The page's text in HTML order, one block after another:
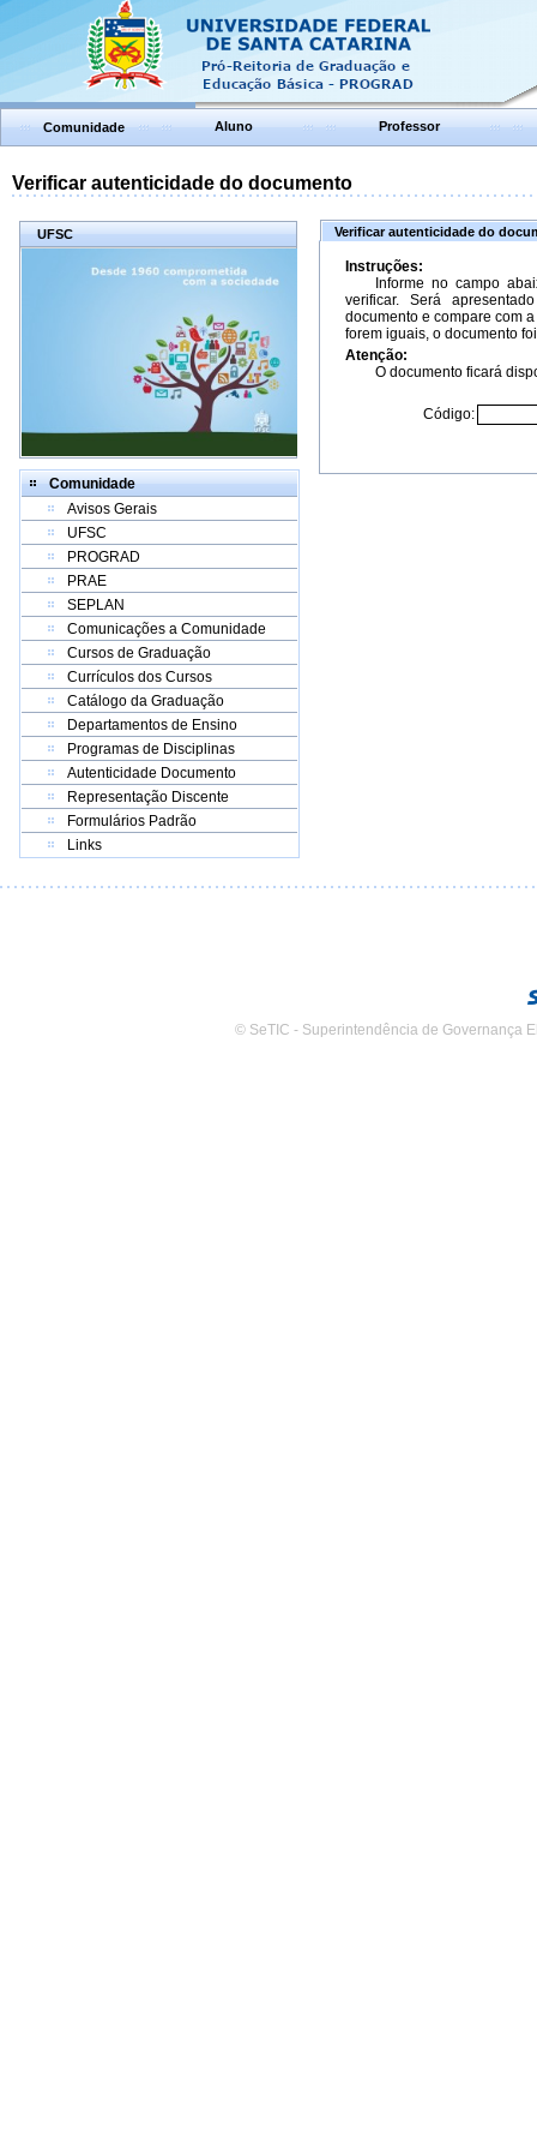
Comunidade Aluno Professor
Verificar autenticidade do documento
UFSC
Comunidade
Avisos Gerais
UFSC
PROGRAD
PRAE
SEPLAN
Comunicações a Comunidade
Cursos de Graduação
Currículos dos Cursos
Catálogo da Graduação
Departamentos de Ensino
Programas de Disciplinas
Autenticidade Documento
Representação Discente
Formulários Padrão
Links
Verificar autenticidade do
Instruções:
Informe no campo
verificar. Será
documento e compare com
forem iguais, o documento
Atenção:
O documento ficará
Código:
© SeTIC - Superintendência de Governança